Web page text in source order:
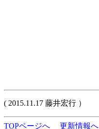
( 2015.11.17 藤井宏行 ）
TOPページへ 更新情報へ